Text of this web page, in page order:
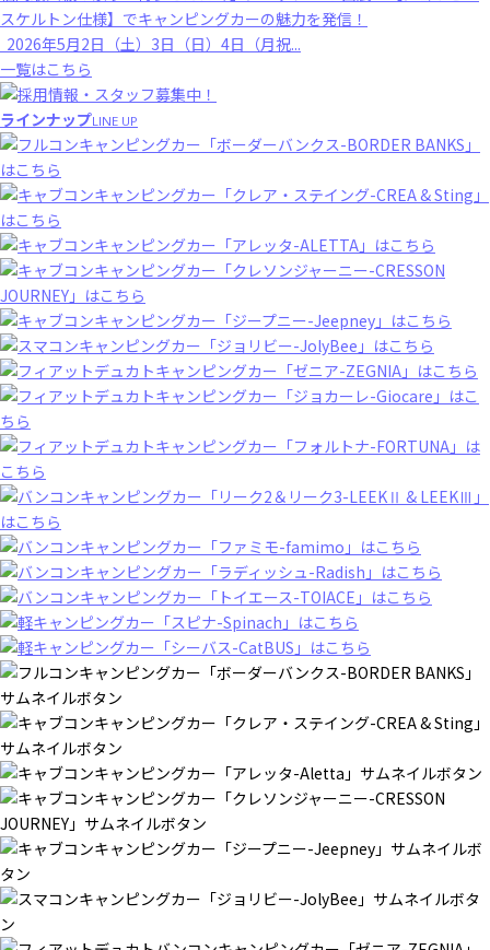
スケルトン仕様】でキャンピングカーの魅力を発信！
2026年5月2日（土）3日（日）4日（月祝...
一覧はこちら
ラインナップLINE UP